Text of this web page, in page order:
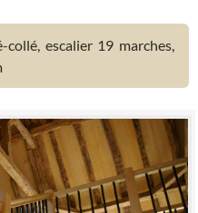
escalier 19 marches,